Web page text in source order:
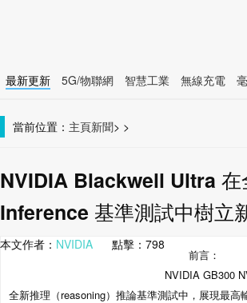
最新更新 5G/物聯網 智慧工業 無線充電
當前位置： 主頁 >
新聞 >
NVIDIA Blackwell Ultra
Inference 基準測試中樹立
本文作者： NVIDIA 點擊： 798
前言：
NVIDIA GB300
全新推理（reasoning）推論基準測試中，展現最高